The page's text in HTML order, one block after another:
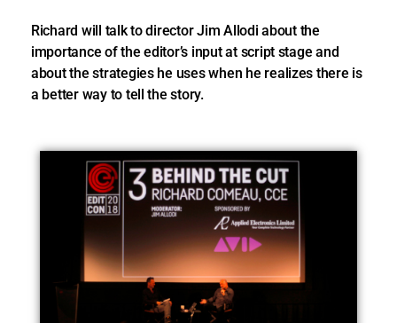
Richard will talk to director Jim Allodi about the
importance of the editor’s input at script stage and
about the strategies he uses when he realizes there is
a better way to tell the story.